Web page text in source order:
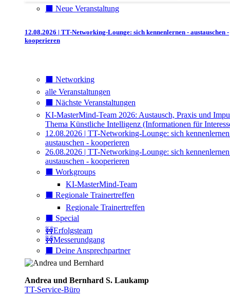
⬛️ Neue Veranstaltung
12.08.2026 | TT-Networking-Lounge: sich kennenlernen - austauschen -
kooperieren
⬛️ Networking
alle Veranstaltungen
⬛️ Nächste Veranstaltungen
KI-MasterMind-Team 2026: Austausch, Praxis und
Thema Künstliche Intelligenz (Informationen für
12.08.2026 | TT-Networking-Lounge: sich
austauschen - kooperieren
26.08.2026 | TT-Networking-Lounge: sich
austauschen - kooperieren
⬛️ Workgroups
KI-MasterMind-Team
⬛️ Regionale Trainertreffen
Regionale Trainertreffen
⬛️ Special
🚧Erfolgsteam
🚧Messerundgang
⬛️ Deine Ansprechpartner
Andrea und Bernhard S. Laukamp
TT-Service-Büro